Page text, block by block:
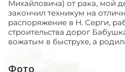
Михайловича) от рака, мой
закончил техникум на
распоряжение в Н. Серги,
строительства дорог
вожатым в быструхе, а
Фото